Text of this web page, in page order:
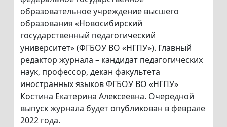
образовательное учреждение высшего
образования «Новосибирский
государственный педагогический
университет» (ФГБОУ ВО «НГПУ»). Главный
редактор журнала – кандидат педагогических
наук, профессор, декан факультета
иностранных языков ФГБОУ ВО «НГПУ»
Костина Екатерина Алексеевна. Очередной
выпуск журнала будет опубликован в феврале
2022 года.